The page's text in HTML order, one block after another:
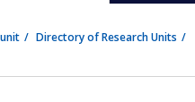
Directory of Research Units